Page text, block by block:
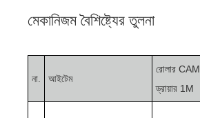
মেকানিজম বৈশিষ্ট্যের তুলনা
না. আইটেম
রোলার CAM
ড্রায়ার 1M